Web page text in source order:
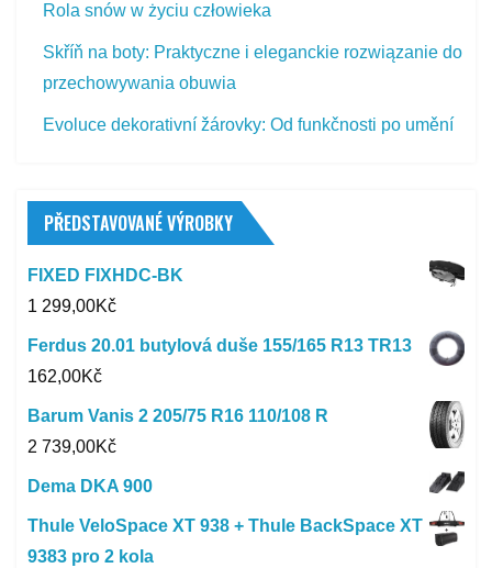
Rola snów w życiu człowieka
Skříň na boty: Praktyczne i eleganckie rozwiązanie do
przechowywania obuwia
Evoluce dekorativní žárovky: Od funkčnosti po umění
PŘEDSTAVOVANÉ VÝROBKY
FIXED FIXHDC-BK
1 299,00Kč
Ferdus 20.01 butylová duše 155/165 R13 TR13
162,00Kč
Barum Vanis 2 205/75 R16 110/108 R
2 739,00Kč
Dema DKA 900
Thule VeloSpace XT 938 + Thule BackSpace XT
9383 pro 2 kola